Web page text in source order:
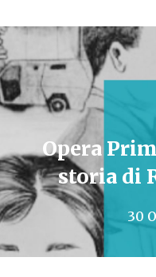
Opera
storia di
30